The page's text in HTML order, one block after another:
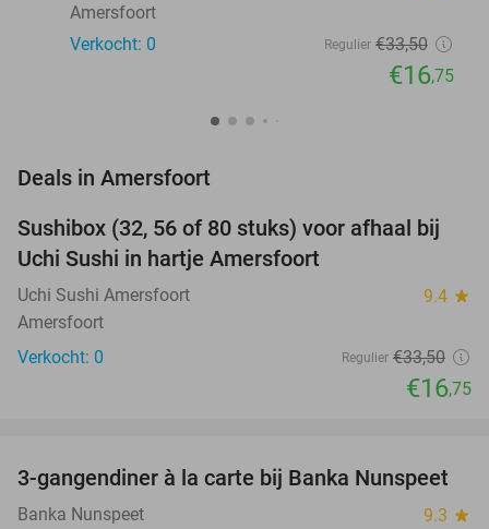
Amersfoort
Verkocht: 0
Regulier €33,50
€16,75
Deals in Amersfoort
50%
TODAY
Sushibox (32, 56 of 80 stuks) voor afhaal bij
Uchi Sushi in hartje Amersfoort
Uchi Sushi Amersfoort 9.4 star
Amersfoort
Verkocht: 0
Regulier €33,50
€16,75
53%
NEW
TODAY
3-gangendiner à la carte bij Banka Nunspeet
Banka Nunspeet 9.3 star